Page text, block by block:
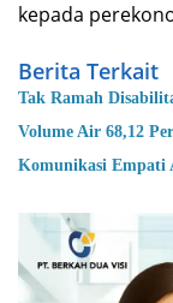
kepada
Berita Terkait
Tak Ramah
Volume Air 68,12
Komunikasi Empati